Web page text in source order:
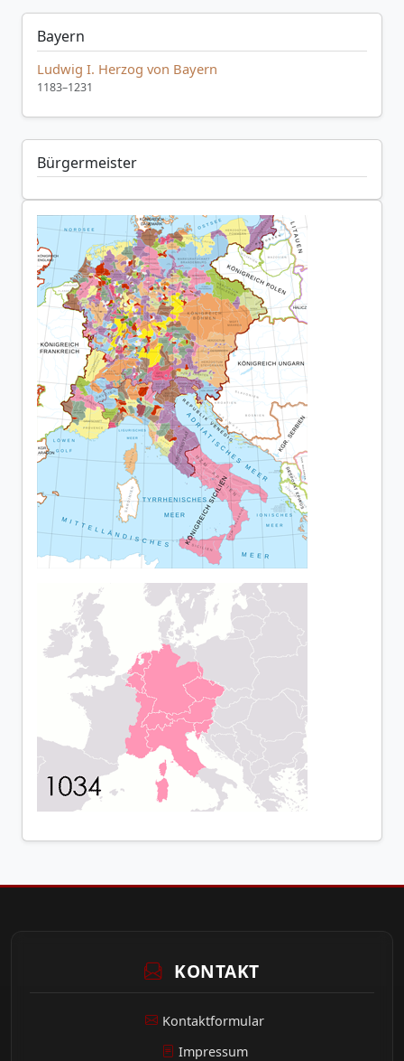
Bayern
Ludwig I. Herzog von Bayern
1183–1231
Bürgermeister
KONTAKT
Kontaktformular
Impressum